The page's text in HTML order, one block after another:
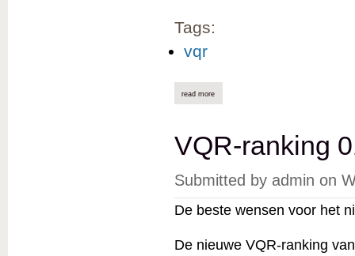
Tags:
vqr
read more
VQR-ranking
Submitted by admin on
De beste wensen voor het
De nieuwe VQR-ranking